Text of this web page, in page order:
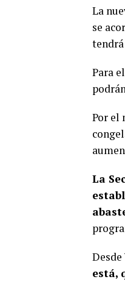
La
se
Para
Por el
La
Desde
está,